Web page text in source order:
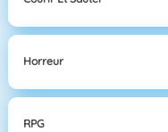
Horreur
RPG